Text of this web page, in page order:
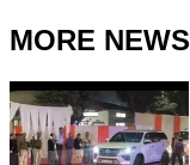
MORE NEWS